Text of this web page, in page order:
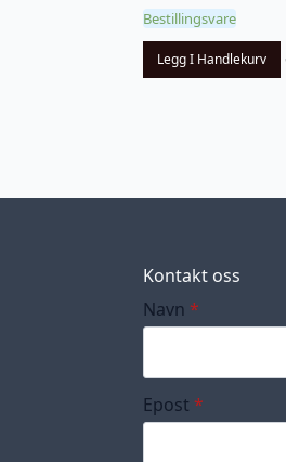
Bestillingsvare
Legg I Handlekurv
Kontakt oss
Navn *
Epost *